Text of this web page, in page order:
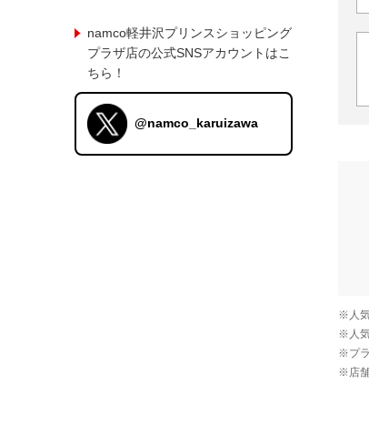
namco軽井沢プリンスショッピング
プラザ店の公式SNSアカウントはこ
ちら！
@namco_karuizawa